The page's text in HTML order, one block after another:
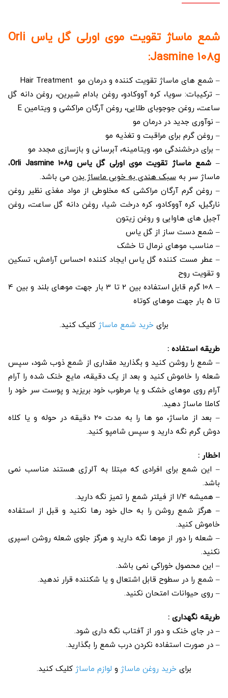
شمع ماساژ تقویت موی اورلی گل یاس Orli
Jasmine 108g:
– شمع های ماساژ تقویت کننده و درمان مو Hair Treatment
– ترکیبات: سویا، کره آووکادو، روغن بادام شیرین، روغن دانه گل
ساعت، روغن جوجوبای طلایی، روغن آرگان مراکشی و ویتامین E
– نوآوری جدید در درمان مو
– روغن گرم برای مراقبت و تغذیه مو
– برای درخشندگی مو، ویتامینه، آبرسانی و بازسازی مجدد مو
– شمع ماساژ تقویت موی اورلی گل یاس Orli Jasmine 108g
،
ماساژ سر بهسبک هندی به خوبی ماساژ بدن می باشد.
– روغن گرم آرگان مراکشی که مخلوطی از مواد مغذی نظیر روغن
نارگیل، کره آووکادو، کره درخت شیا، روغن دانه گل ساعت، روغن
آجیل های هاوایی و روغن زیتون
– شمع دست ساز از گل یاس
– مناسب موهای نرمال تا خشک
– عطر مست کننده گل یاس ایجاد کننده احساس آرامش، تسکین
و تقویت روح
– 108 گرم قابل استفاده بین 2 تا 3 بار جهت موهای بلند و بین 4
تا 5 بار جهت موهای کوتاه
برای خرید شمع ماساژ کلیک کنید.
طریقه استفاده :
– شمع را روشن کنید و بگذارید مقداری از شمع ذوب شود، سپس
شعله را خاموش کنید و بعد از یک دقیقه، مایع خنک شده را آرام
آرام روی موهای خشک و یا مرطوب خود بریزید و پوست سر خود را
کاملا ماساژ دهید.
– بعد از ماساژ، مو ها را به مدت 20 دقیقه در حوله و یا کلاه
دوش گرم نگه دارید و سپس شامپو کنید.
اخطار :
– این شمع برای افرادی که مبتلا به آلرژی هستند مناسب نمی
باشد.
– همیشه 1/4 از فیلتر شمع را تمیز نگه دارید.
– هرگز شمع روشن را به حال خود رها نکنید و قبل از استفاده
خاموش کنید.
– شعله را دور از موها نگه دارید و هرگز جلوی شعله روشن اسپری
نکنید.
– این محصول خوراکی نمی باشد.
– شمع را در سطوح قابل اشتعال و یا شکننده قرار ندهید.
– روی حیوانات امتحان نکنید.
طریقه نگهداری :
– در جای خنک و دور از آفتاب نگه داری شود.
– در صورت استفاده نکردن درب شمع را بگذارید.
برای خرید روغن ماساژ و لوازم ماساژ کلیک کنید.